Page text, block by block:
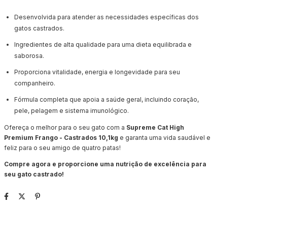
Desenvolvida para atender as necessidades específicas dos
gatos castrados.
Ingredientes de alta qualidade para uma dieta equilibrada e
saborosa.
Proporciona vitalidade, energia e longevidade para seu
companheiro.
Fórmula completa que apoia a saúde geral, incluindo coração,
pele, pelagem e sistema imunológico.
Ofereça o melhor para o seu gato com a Supreme Cat High
Premium Frango - Castrados 10,1kg e garanta uma vida saudável e
feliz para o seu amigo de quatro patas!
Compre agora e proporcione uma nutrição de excelência para
seu gato castrado!